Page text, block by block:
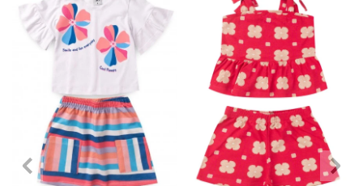
2 3 4 6 8 2 3 8